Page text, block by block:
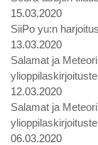
15.03.2020
SiiPo yu:n
13.03.2020
Salamat ja
12.03.2020
Salamat ja
06.03.2020